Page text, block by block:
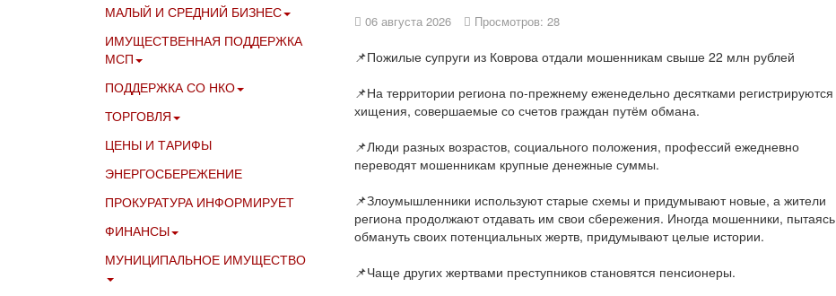
06 августа 2026 Просмотров: 28
📌Пожилые супруги из Коврова отдали мошенникам свыше 22 млн рублей
📌На территории региона по-прежнему еженедельно десятками регистрируются
хищения, совершаемые со счетов граждан путём обмана.
📌Люди разных возрастов, социального положения, профессий ежедневно
переводят мошенникам крупные денежные суммы.
📌Злоумышленники используют старые схемы и придумывают новые, а жители
региона продолжают отдавать им свои сбережения. Иногда мошенники, пытаясь
обмануть своих потенциальных жертв, придумывают целые истории.
📌Чаще других жертвами преступников становятся пенсионеры.
МАЛЫЙ И СРЕДНИЙ БИЗНЕС
ИМУЩЕСТВЕННАЯ ПОДДЕРЖКА
МСП
ПОДДЕРЖКА СО НКО
ТОРГОВЛЯ
ЦЕНЫ И ТАРИФЫ
ЭНЕРГОСБЕРЕЖЕНИЕ
ПРОКУРАТУРА ИНФОРМИРУЕТ
ФИНАНСЫ
МУНИЦИПАЛЬНОЕ ИМУЩЕСТВО